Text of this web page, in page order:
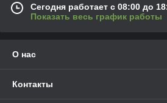
Сегодня работает с 08:00 до
Показать весь график работы
О нас
Контакты